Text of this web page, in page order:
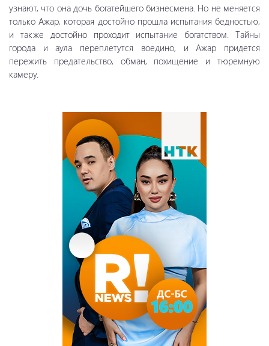
узнают, что она дочь богатейшего бизнесмена. Но не меняется
только Ажар, которая достойно прошла испытания бедностью,
и также достойно проходит испытание богатством. Тайны
города и аула переплетутся воедино, и Ажар придется
пережить предательство, обман, похищение и тюремную
камеру.